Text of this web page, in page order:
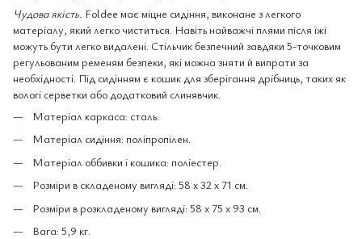
Чудова якість. Foldee має міцне сидіння, виконане з легкого
матеріалу, який легко чиститься. Навіть найважчі плями після їжі
можуть бути легко видалені. Стільчик безпечний завдяки 5-точковим
регульованим ременям безпеки, які можна зняти й випрати за
необхідності. Під сидінням є кошик для зберігання дрібниць, таких як
вологі серветки або додатковий слинявчик.
Матеріал каркаса: сталь.
Матеріал сидіння: поліпропілен.
Матеріал оббивки і кошика: поліестер.
Розміри в складеному вигляді: 58 x 32 x 71 см.
Розміри в розкладеному вигляді: 58 x 75 x 93 см.
Вага: 5,9 кг.